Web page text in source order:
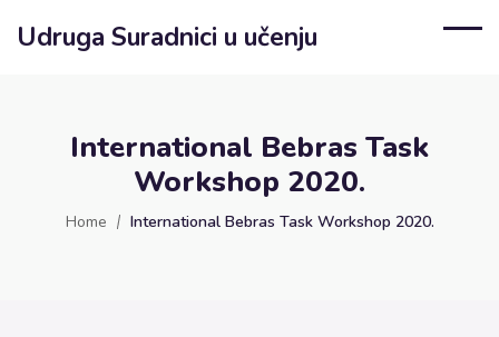
Udruga Suradnici u učenju
International Bebras Task
Workshop 2020.
Home International Bebras Task Workshop 2020.